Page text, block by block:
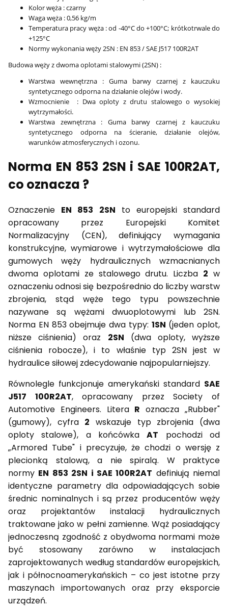
Kolor węża : czarny
Waga węża : 0,56 kg/m
Temperatura pracy węża : od -40°C do +100°C; krótkotrwale do
+125°C
Normy wykonania węży 2SN : EN 853 / SAE J517 100R2AT
Budowa węży z dwoma oplotami stalowymi (2SN) :
Warstwa wewnętrzna : Guma barwy czarnej z kauczuku
syntetycznego odporna na działanie olejów i wody.
Wzmocnienie : Dwa oploty z drutu stalowego o wysokiej
wytrzymałości.
Warstwa zewnętrzna : Guma barwy czarnej z kauczuku
syntetycznego odporna na ścieranie, działanie olejów,
warunków atmosferycznych i ozonu.
Norma EN 853 2SN i SAE 100R2AT,
co oznacza ?
Oznaczenie EN 853 2SN to europejski standard
opracowany przez Europejski Komitet
Normalizacyjny (CEN), definiujący wymagania
konstrukcyjne, wymiarowe i wytrzymałościowe dla
gumowych węży hydraulicznych wzmacnianych
dwoma oplotami ze stalowego drutu. Liczba 2 w
oznaczeniu odnosi się bezpośrednio do liczby warstw
zbrojenia, stąd węże tego typu powszechnie
nazywane są wężami dwuoplotowymi lub 2SN.
Norma EN 853 obejmuje dwa typy: 1SN (jeden oplot,
niższe ciśnienia) oraz 2SN (dwa oploty, wyższe
ciśnienia robocze), i to właśnie typ 2SN jest w
hydraulice siłowej zdecydowanie najpopularniejszy.
Równolegle funkcjonuje amerykański standard SAE
J517 100R2AT, opracowany przez Society of
Automotive Engineers. Litera R oznacza „Rubber"
(gumowy), cyfra 2 wskazuje typ zbrojenia (dwa
oploty stalowe), a końcówkaAT pochodzi od
„Armored Tube" i precyzuje, że chodzi o wersję z
plecionką stalową, a nie spiralą. W praktyce
normy EN 853 2SN i SAE 100R2AT definiują niemal
identyczne parametry dla odpowiadających sobie
średnic nominalnych i są przez producentów węży
oraz projektantów instalacji hydraulicznych
traktowane jako w pełni zamienne. Wąż posiadający
jednoczesną zgodność z obydwoma normami może
być stosowany zarówno w instalacjach
zaprojektowanych według standardów europejskich,
jak i północnoamerykańskich – co jest istotne przy
maszynach importowanych oraz przy eksporcie
urządzeń.